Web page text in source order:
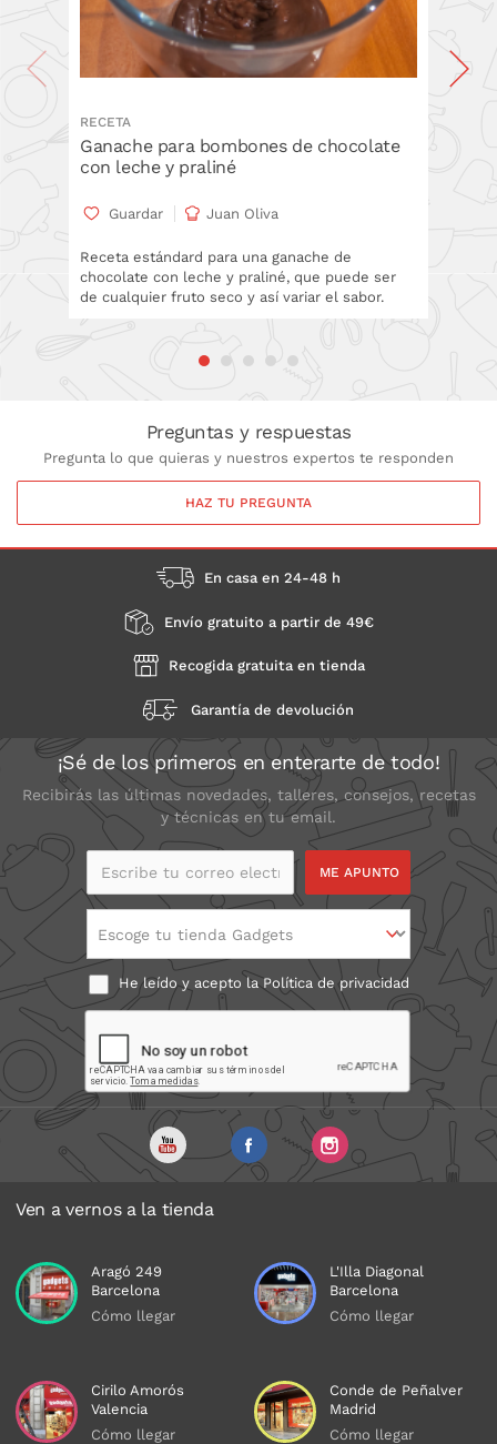
RECETA
Ganache para bombones de chocolate
con leche y praliné
Guardar Juan Oliva
Receta estándard para una ganache de
chocolate con leche y praliné, que puede ser
de cualquier fruto seco y así variar el sabor.
Preguntas y respuestas
Pregunta lo que quieras y nuestros expertos te responden
HAZ TU PREGUNTA
En casa en 24-48 h
Envío gratuito a partir de 49€
Recogida gratuita en tienda
Garantía de devolución
¡Sé de los primeros en enterarte de todo!
Recibirás las últimas novedades, talleres, consejos, recetas
y técnicas en tu email.
Escribe tu correo
Escoge tu tienda Gadgets
He leído y acepto laPolítica de privacidad
Ven a vernos a la tienda
Aragó 249
Barcelona
Cómo llegar
L'Illa Diagonal
Barcelona
Cómo llegar
Cirilo Amorós
Valencia
Cómo llegar
Conde de Peñalver
Madrid
Cómo llegar